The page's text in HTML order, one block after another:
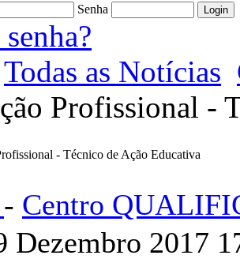
Senha
Todas as Notícias
Profissional -
- Técnico de Ação Educativa
- Centro
Dezembro 2017